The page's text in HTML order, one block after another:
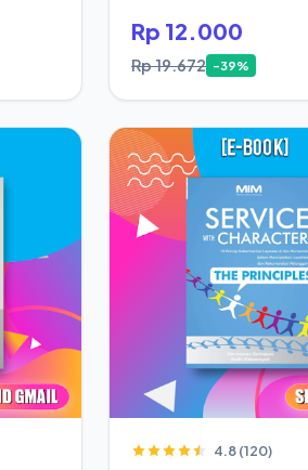
Rp 12.000
Rp 19.672 -39%
4.8 (120)